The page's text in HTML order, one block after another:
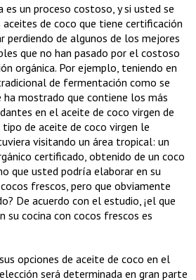
es un proceso costoso, y si usted se
de coco que tiene certificación
perdiendo de algunos de los mejores
que no han pasado por el costoso
orgánica. Por ejemplo, teniendo en
de fermentación como se
mostrado que contiene los más
en el aceite de coco virgen de
de aceite de coco virgen le
visitando un área tropical: un
certificado, obtenido de un coco
que usted podría elaborar en su
frescos, pero que obviamente
De acuerdo con el estudio, ¡el que
su cocina con cocos frescos es
opciones de aceite de coco en el
será determinada en gran parte